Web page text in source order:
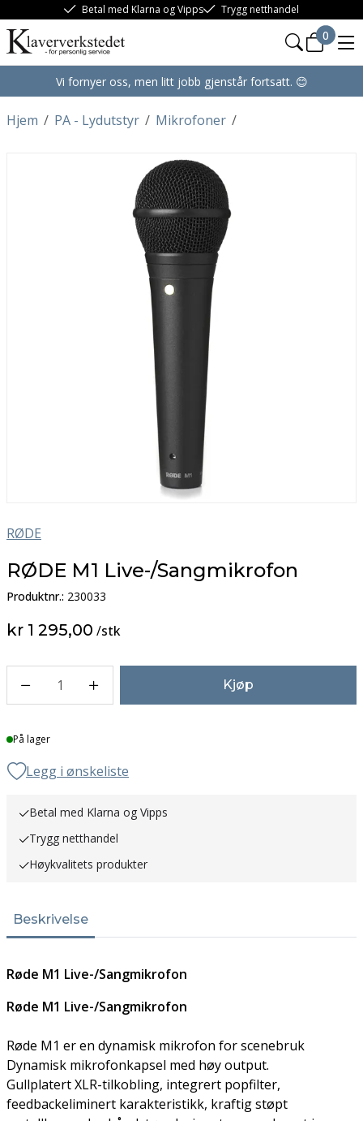
Betal med Klarna og Vipps Trygg netthandel
0
Vi fornyer oss, men litt jobb gjenstår fortsatt. 😊
/
Hjem /
PA - Lydutstyr /
Mikrofoner
RØDE
RØDE M1 Live-/Sangmikrofon
Produktnr.: 230033
kr 1 295,00 /stk
1 Kjøp
Lager
På lager
Legg i ønskeliste
Betal med Klarna og Vipps
Trygg netthandel
Høykvalitets produkter
Beskrivelse
Røde M1 Live-/Sangmikrofon
Røde M1 Live-/Sangmikrofon
Røde M1 er en dynamisk mikrofon for scenebruk
Dynamisk mikrofonkapsel med høy output.
Gullplatert XLR-tilkobling, integrert popfilter,
feedbackeliminert karakteristikk, kraftig støpt